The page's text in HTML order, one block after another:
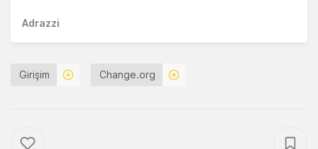
Adrazzi
Girişim Change.org